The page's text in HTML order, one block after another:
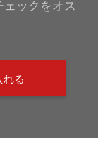
ックをオス
る